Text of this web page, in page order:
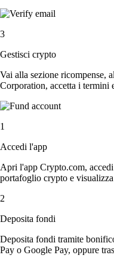
3
Gestisci crypto
Vai alla sezione ricompense,
Corporation, accetta i termini
1
Accedi l'app
Apri l'app Crypto.com,
portafoglio crypto e
2
Deposita fondi
Deposita fondi tramite
Pay o Google Pay, oppure